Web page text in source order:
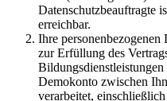
Datenschutzbeauftragte
erreichbar.
Ihre
zur Erfüllung des
Bildungsdienstleistungen
Demokonto zwischen
verarbeitet,